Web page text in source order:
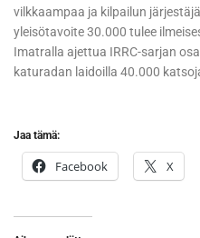
vilkkaampaa ja kilpailun
yleisötavoite 30.000 tulee
Imatralla ajettua IRRC-sarjan
katuradan laidoilla 40.000
Jaa tämä:
Facebook X